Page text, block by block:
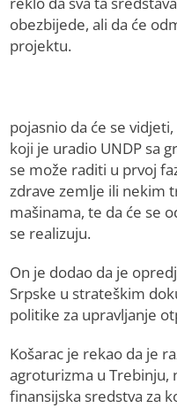
obezbijede, ali da će
projektu.
pojasnio da će se
koji je uradio UNDP sa
se može raditi u prvoj
zdrave zemlje ili nekim
mašinama, te da će se
se realizuju.
On je dodao da je
Srpske u strateškim
politike za upravljanje
Košarac je rekao da je
agroturizma u Trebinju,
finansijska sredstva za